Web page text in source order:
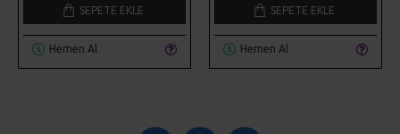
SEPETE EKLE
Hemen Al
SEPETE EKLE
Hemen Al